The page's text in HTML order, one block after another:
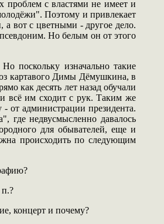
проблем с властями не имеет и
Поэтому и привлекает
а вот с цветными - другое дело.
Но белым он от этого
поскольку изначально такие
картавого Димы Дёмушкина, в
как десять лет назад обучали
всё им сходит с рук. Таким же
от администрации президента.
где недвусмысленно давалось
для обывателей, еще и
происходить по следующим
концерт и почему?